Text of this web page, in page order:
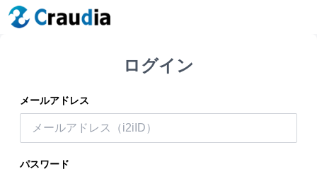
ログイン
メールアドレス
パスワード